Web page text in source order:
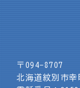
〒094-8707
北海道紋別市幸